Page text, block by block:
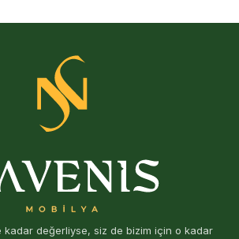
kadar değerliyse, siz de bizim için o kadar